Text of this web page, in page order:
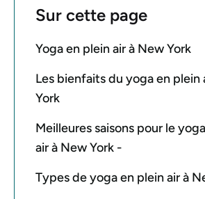
Sur cette page
Yoga en plein air à New York
Les bienfaits du yoga en plein
York
Meilleures saisons pour le
air à New York -
Types de yoga en plein air à